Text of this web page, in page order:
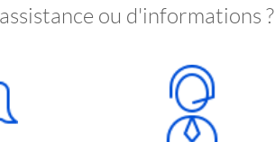
ou d'informations ?